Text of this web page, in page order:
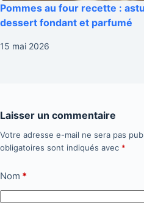
Pommes au four recette :
dessert fondant et parfumé
15 mai 2026
Laisser un commentaire
Votre adresse e-mail ne sera pas
obligatoires sont indiqués avec *
Nom *